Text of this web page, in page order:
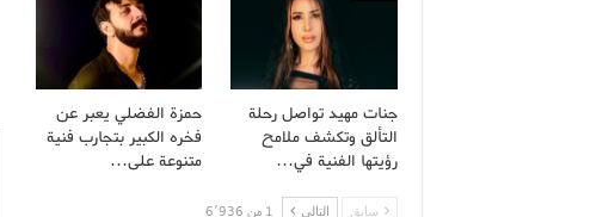
جنات مهيد تواصل رحلة
التألق وتكشف ملامح
رؤيتها الفنية في…
حمزة الفضلي يعبر عن
فخره الكبير بتجارب فنية
متنوعة على…
سابق التالى 1 من 6٬936